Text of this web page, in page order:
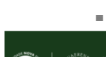
main
footer